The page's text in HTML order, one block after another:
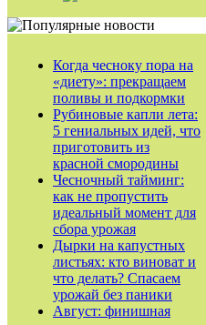
Когда чесноку пора на
«диету»: прекращаем
поливы и подкормки
Рубиновые капли лета:
5 гениальных идей, что
приготовить из
красной смородины
Чесночный тайминг:
как не пропустить
идеальный момент для
сбора урожая
Дырки на капустных
листьях: кто виноват и
что делать? Спасаем
урожай без паники
Август: финишная